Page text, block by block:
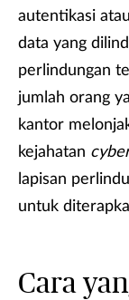
autentikasi
data yang
perlindungan
jumlah orang
kantor
kejahatan
lapisan
untuk
Cara